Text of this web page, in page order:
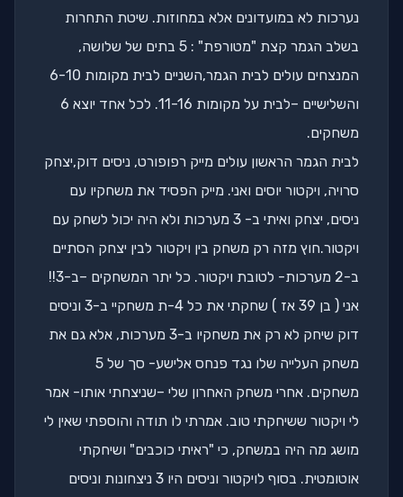
נערכות לא במועדונים אלא במחוזות. שיטת התחרות
בשלב הגמר קצת "מטורפת" : 5 בתים של שלושה,
המנצחים עולים לבית הגמר,השניים לבית מקומות 6-10
והשלישיים –לבית על מקומות 11-16. לכל אחד יוצא 6
משחקים.
לבית הגמר הראשון עולים מייק רפופורט, ניסים דוק,יצחק
סרויה, ויקטור יוסים ואני. מייק הפסיד את משחקיו עם
ניסים, יצחק ואיתי ב- 3 מערכות ולא היה יכול לשחק עם
ויקטור.חוץ מזה רק משחק בין ויקטור לבין יצחק הסתיים
ב-2 מערכות- לטובת ויקטור. כל יתר המשחקים –ב-3!!
אני ( בן 39 אז ) שחקתי את כל 4-ת משחקיי ב-3 וניסים
דוק שיחק לא רק את משחקיו ב-3 מערכות, אלא גם את
משחק העלייה שלו נגד פנחס אלישע- סך של 5
משחקים. אחרי משחק האחרון שלי –שניצחתי אותו- אמר
לי ויקטור ששיחקתי טוב. אמרתי לו תודה והוספתי שאין לי
מושג מה היה במשחק, כי "ראיתי כוכבים" ושיחקתי
אוטומטית. בסוף לויקטור וניסים היו 3 ניצחונות וניסים